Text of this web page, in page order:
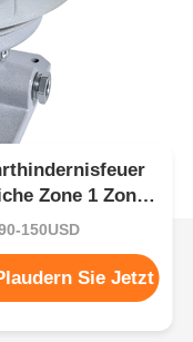
Zone 1 Zone
150USD
Sie Jetzt